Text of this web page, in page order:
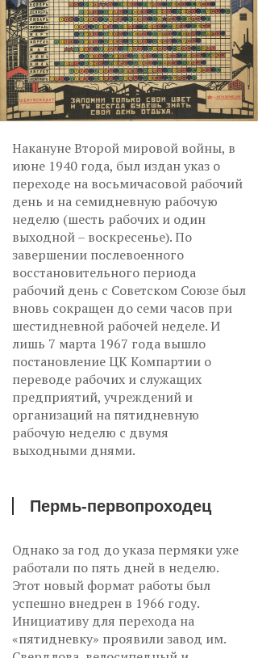
Накануне Второй мировой войны, в
июне 1940 года, был издан указ о
переходе на восьмичасовой рабочий
день и на семидневную рабочую
неделю (шесть рабочих и один
выходной – воскресенье). По
завершении послевоенного
восстановительного периода
рабочий день с Советском Союзе был
вновь сокращен до семи часов при
шестидневной рабочей неделе. И
лишь 7 марта 1967 года вышло
постановление ЦК Компартии о
переводе рабочих и служащих
предприятий, учреждений и
организаций на пятидневную
рабочую неделю с двумя
выходными днями.
Пермь-первопроходец
Однако за год до указа пермяки уже
работали по пять дней в неделю.
Этот новый формат работы был
успешно внедрен в 1966 году.
Инициативу для перехода на
«пятидневку» проявили завод им.